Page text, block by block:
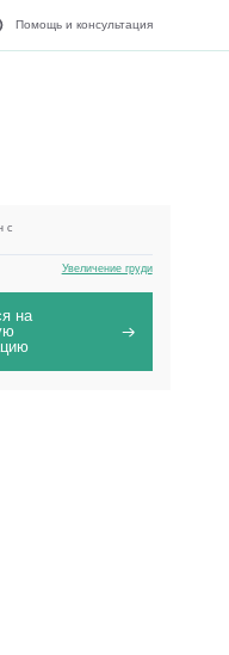
Помощь и консультация
с
Увеличение груди
на